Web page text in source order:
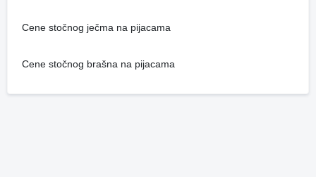
Cene stočnog ječma na pijacama
Cene stočnog brašna na pijacama